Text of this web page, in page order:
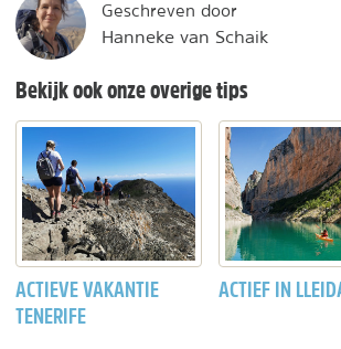
Geschreven door
Hanneke van Schaik
Bekijk ook onze overige tips
ACTIEVE VAKANTIE
TENERIFE
ACTIEF IN